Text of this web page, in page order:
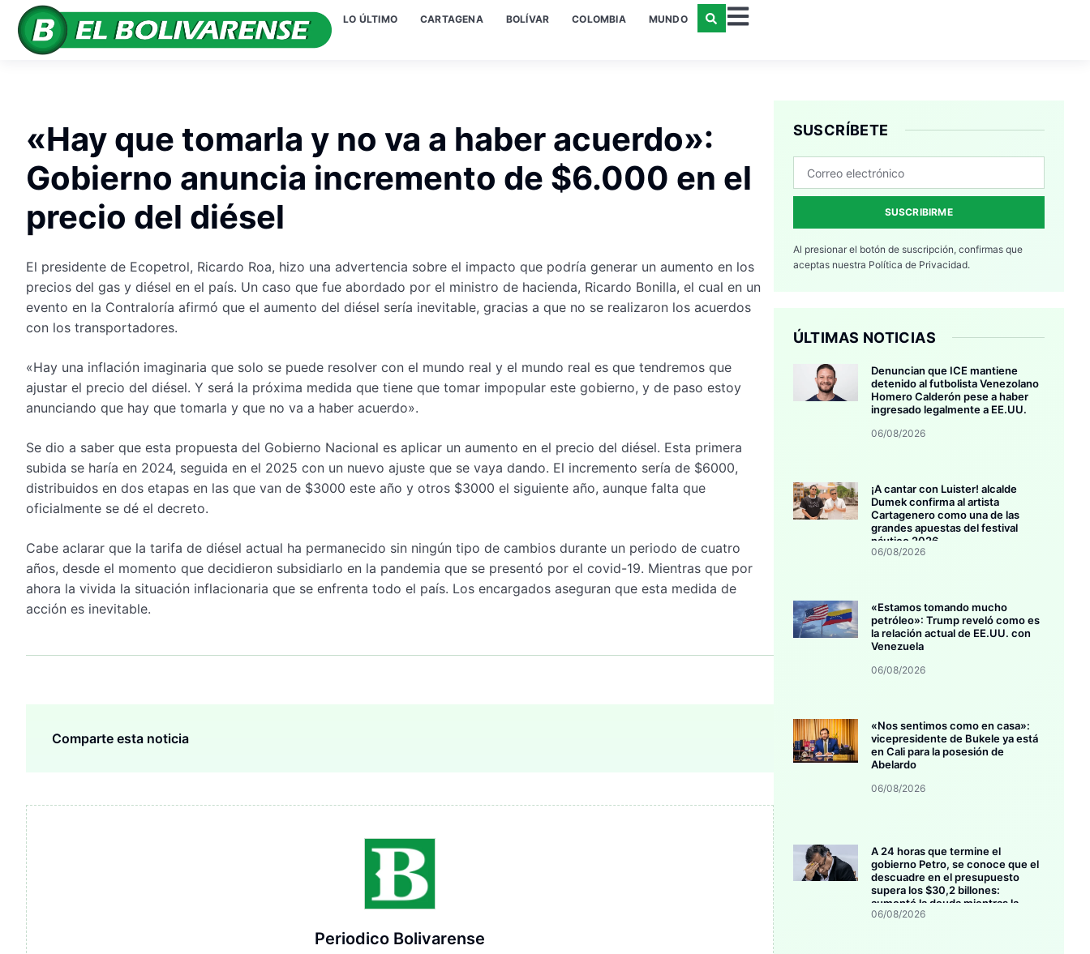
LO ÚLTIMO CARTAGENA BOLÍVAR COLOMBIA MUNDO
«Hay que tomarla y no va a haber acuerdo»:
Gobierno anuncia incremento de $6.000 en el
precio del diésel
El presidente de Ecopetrol, Ricardo Roa, hizo una advertencia sobre el impacto que podría generar un aumento en los
precios del gas y diésel en el país. Un caso que fue abordado por el ministro de hacienda, Ricardo Bonilla, el cual en un
evento en la Contraloría afirmó que el aumento del diésel sería inevitable, gracias a que no se realizaron los acuerdos
con los transportadores.
«Hay una inflación imaginaria que solo se puede resolver con el mundo real y el mundo real es que tendremos que
ajustar el precio del diésel. Y será la próxima medida que tiene que tomar impopular este gobierno, y de paso estoy
anunciando que hay que tomarla y que no va a haber acuerdo».
Se dio a saber que esta propuesta del Gobierno Nacional es aplicar un aumento en el precio del diésel. Esta primera
subida se haría en 2024, seguida en el 2025 con un nuevo ajuste que se vaya dando. El incremento sería de $6000,
distribuidos en dos etapas en las que van de $3000 este año y otros $3000 el siguiente año, aunque falta que
oficialmente se dé el decreto.
Cabe aclarar que la tarifa de diésel actual ha permanecido sin ningún tipo de cambios durante un periodo de cuatro
años, desde el momento que decidieron subsidiarlo en la pandemia que se presentó por el covid-19. Mientras que por
ahora la vivida la situación inflacionaria que se enfrenta todo el país. Los encargados aseguran que esta medida de
acción es inevitable.
Comparte esta noticia
Periodico Bolivarense
SUSCRÍBETE
SUSCRIBIRME
Al presionar el botón de suscripción, confirmas que
aceptas nuestra Política de Privacidad.
ÚLTIMAS NOTICIAS
Denuncian que ICE mantiene
detenido al futbolista Venezolano
Homero Calderón pese a haber
ingresado legalmente a EE.UU.
06/08/2026
¡A cantar con Luister! alcalde
Dumek confirma al artista
Cartagenero como una de las
grandes apuestas del festival
náutico 2026
06/08/2026
«Estamos tomando mucho
petróleo»: Trump reveló como es
la relación actual de EE.UU. con
Venezuela
06/08/2026
«Nos sentimos como en casa»:
vicepresidente de Bukele ya está
en Cali para la posesión de
Abelardo
06/08/2026
A 24 horas que termine el
gobierno Petro, se conoce que el
descuadre en el presupuesto
supera los $30,2 billones:
aumentó la deuda mientras la
inversión se estanca
06/08/2026